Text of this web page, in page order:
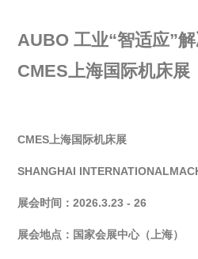
AUBO 工业“智适应”
CMES上海国际机床展
CMES 上海国际机床展
SHANGHAI
展会时间：2026.3.23 - 26
展会地点：国家会展中心（上海）